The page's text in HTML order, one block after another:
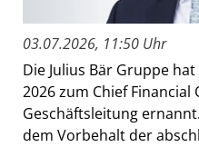
03.07.2026, 11:50 Uhr
Die Julius Bär Gruppe
2026 zum Chief
Geschäftsleitung
dem Vorbehalt der